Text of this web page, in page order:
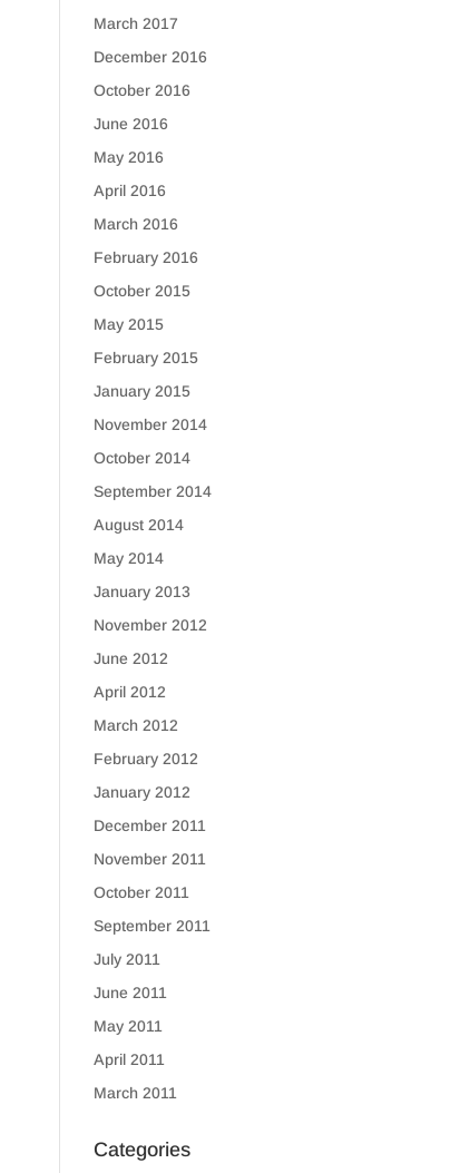
March 2017
December 2016
October 2016
June 2016
May 2016
April 2016
March 2016
February 2016
October 2015
May 2015
February 2015
January 2015
November 2014
October 2014
September 2014
August 2014
May 2014
January 2013
November 2012
June 2012
April 2012
March 2012
February 2012
January 2012
December 2011
November 2011
October 2011
September 2011
July 2011
June 2011
May 2011
April 2011
March 2011
Categories